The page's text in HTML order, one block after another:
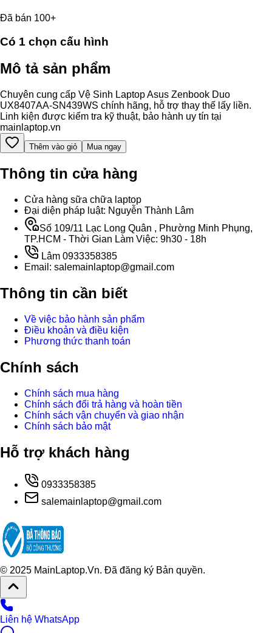
Đã bán 100+
Có 1 chọn cấu hình
Mô tả sản phẩm
Chuyên cung cấp Vệ Sinh Laptop Asus Zenbook Duo
UX8407AA-SN439WS chính hãng, hỗ trợ thay thế lấy liền.
Linh kiện được kiểm tra kỹ thuật, bảo hành uy tín tại
mainlaptop.vn
Thêm vào giỏ Mua ngay
Thông tin cửa hàng
Cửa hàng sữa chữa laptop
Đại diện pháp luật: Nguyễn Thành Lâm
Số 109/11 Lạc Long Quân , Phường Minh Phụng,
TP.HCM - Thời Gian Làm Việc: 9h30 - 18h
Lâm 0933358385
Email: salemainlaptop@gmail.com
Thông tin cần biết
Về việc bảo hành sản phẩm
Điều khoản và điều kiện
Phương thức thanh toán
Chính sách
Chính sách mua hàng
Chính sách đổi trả hàng và hoàn tiền
Chính sách vận chuyển và giao nhận
Chính sách bảo mật
Hỗ trợ khách hàng
0933358385
salemainlaptop@gmail.com
© 2025 MainLaptop.Vn. Đã đăng ký Bản quyền.
Liên hệ WhatsApp